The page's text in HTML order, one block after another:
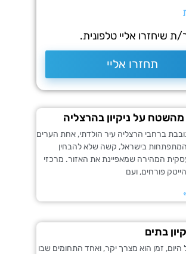
שיחזרו אליי טלפונית.
תחזרו אליי
על ניקיון בהרצליה
ברחבי הרצליה עיר הולדתי, אחת הערים
בישראל, קשה שלא להבחין
המהירה שמאפיינת את האזור. מרכזי
פורחים, ועם
בתים
היום, זמן הוא מצרך יקר, ואחד התחומים שבו